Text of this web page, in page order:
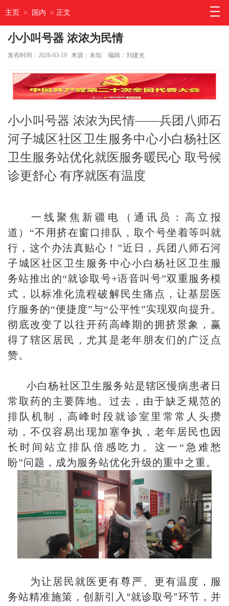
主页 > 国内 > 正文
小小叫号器 浓浓为民情
发布时间：2026-03-19 来源：未知 编辑：刘建光
小小叫号器 浓浓为民情——兵团八师石
河子城区社区卫生服务中心小白杨社区
卫生服务站优化就医服务暖民心 取号候
诊更舒心 有序就医有温度
一线聚焦新疆电（通讯员：高立报
道）“不用挤在窗口排队，取个号坐着等叫就
行，这个办法真贴心！”近日，兵团八师石河
子城区社区卫生服务中心小白杨社区卫生服
务站推出的“就诊取号+语音叫号”双重服务模
式，以标准化流程破解民生痛点，让基层医
疗服务的“便捷度”与“公平性”实现双向提升。
彻底改变了以往开药高峰期的拥挤景象，赢
得了辖区居民，尤其是老年朋友们的广泛点
赞。
小白杨社区卫生服务站是辖区慢病患者日
常取药的主要阵地。过去，由于缺乏规范的
排队机制，高峰时段就诊室里常常人头攒
动，不仅容易出现加塞争执，老年居民也因
长时间站立排队倍感吃力。这一“急难愁
盼”问题，成为服务站优化升级的重中之重。
为让居民就医更有尊严、更有温度，服
务站精准施策，创新引入“就诊取号”环节，并